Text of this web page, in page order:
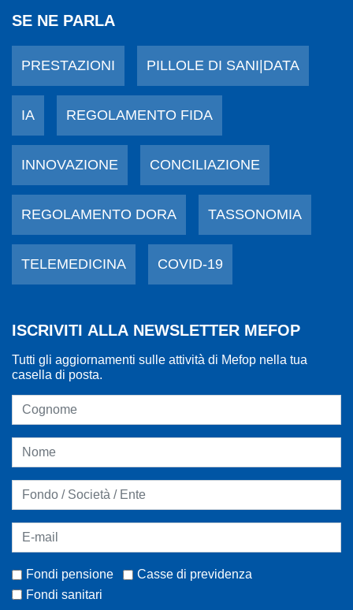
SE NE PARLA
PRESTAZIONI PILLOLE DI SANI|DATA
IA REGOLAMENTO FIDA
INNOVAZIONE CONCILIAZIONE
REGOLAMENTO DORA TASSONOMIA
TELEMEDICINA COVID-19
ISCRIVITI ALLA NEWSLETTER MEFOP
Tutti gli aggiornamenti sulle attività di Mefop nella tua
casella di posta.
Fondi pensione
Casse di previdenza
Fondi sanitari